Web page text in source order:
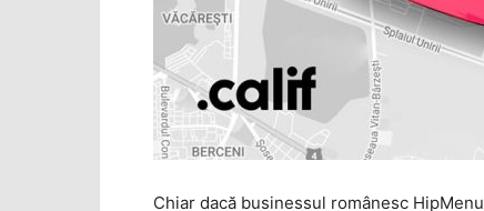
Chiar dacă businessul românesc HipMenu